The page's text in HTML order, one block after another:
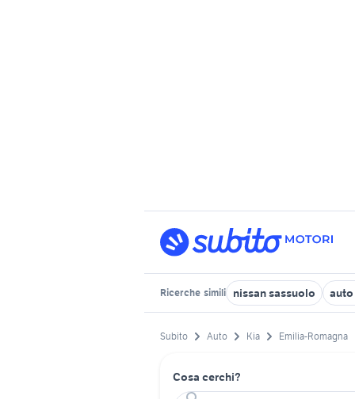
Ricerche simili nissan sassuolo
Subito Auto Kia Emilia-Romagna
Cosa cerchi?